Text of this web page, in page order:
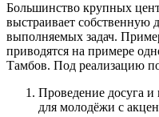
Большинство крупных
выстраивает собственную
выполняемых задач.
приводятся на примере
Тамбов. Под реализацию
Проведение досуга и
для молодёжи с